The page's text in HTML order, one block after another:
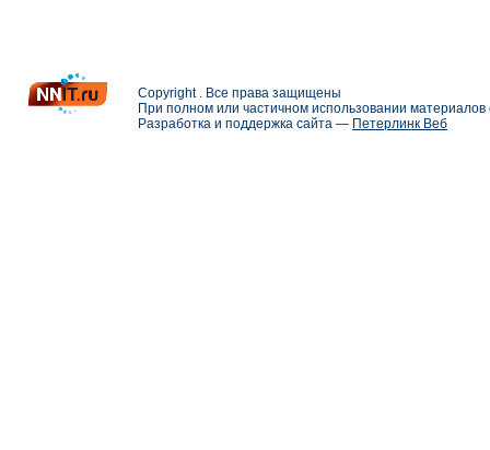
Copyright . Все права защищены
При полном или частичном использовании
Разработка и поддержка сайта — Петерлинк Веб